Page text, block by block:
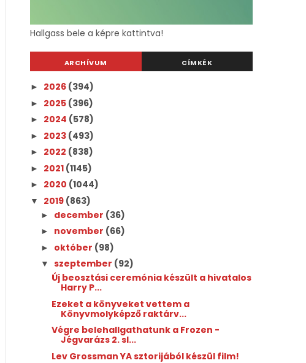
Hallgass bele a képre kattintva!
ARCHÍVUM CÍMKÉK
► 2026 (394)
► 2025 (396)
► 2024 (578)
► 2023 (493)
► 2022 (838)
► 2021 (1145)
► 2020 (1044)
▼ 2019 (863)
► december (36)
► november (66)
► október (98)
▼szeptember (92)
Új beosztási ceremónia készült a hivatalos
Harry P...
Ezeket a könyveket vettem a
Könyvmolyképző raktárv...
Végre belehallgathatunk a Frozen -
Jégvarázs 2. sl...
Lev Grossman YA sztorijából készül film!